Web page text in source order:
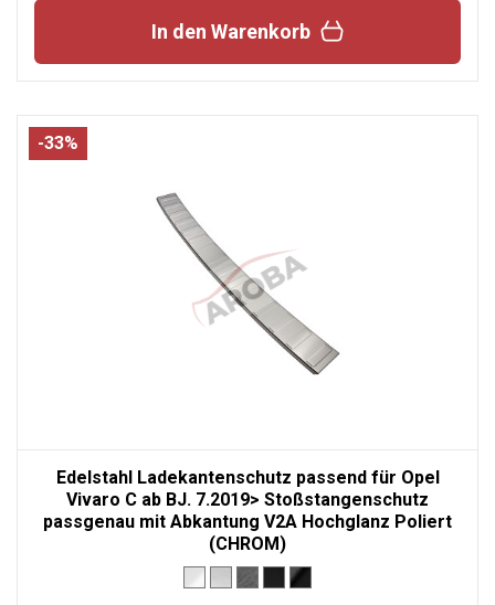
In den Warenkorb
-33%
Edelstahl Ladekantenschutz passend für Opel
Vivaro C ab BJ. 7.2019> Stoßstangenschutz
passgenau mit Abkantung V2A Hochglanz Poliert
(CHROM)